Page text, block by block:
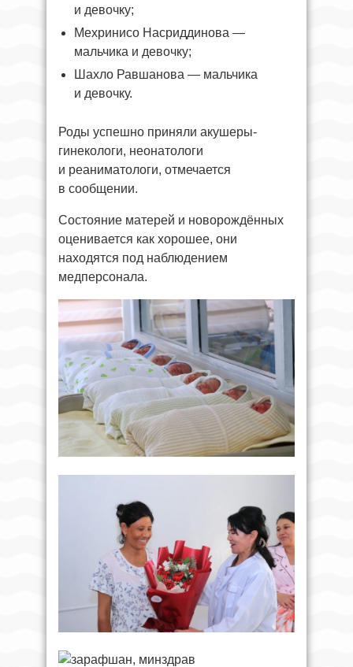
и девочку;
Мехринисо Насриддинова —
мальчика и девочку;
Шахло Равшанова — мальчика
и девочку.
Роды успешно приняли акушеры-
гинекологи, неонатологи
и реаниматологи, отмечается
в сообщении.
Состояние матерей и новорождённых
оценивается как хорошее, они
находятся под наблюдением
медперсонала.